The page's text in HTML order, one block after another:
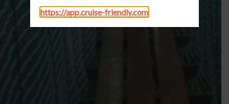
https://app.cruise-friendly.com